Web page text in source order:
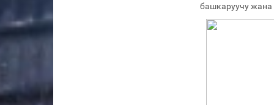
башкаруучу жана